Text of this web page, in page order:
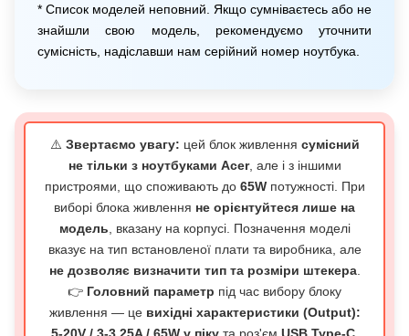
* Список моделей неповний. Якщо сумніваєтесь або не
знайшли свою модель, рекомендуємо уточнити
сумісність, надіславши нам серійний номер ноутбука.
⚠️ Звертаємо увагу: цей блок живлення сумісний
не тільки з ноутбуками Acer, але і з іншими
пристроями, що споживають до 65Wпотужності. При
виборі блока живлення не орієнтуйтеся лише на
модель , вказану на корпусі. Позначення моделі
вказує на тип встановленої плати та виробника, але
не дозволяє визначити тип та розміри штекера.
👉 Головний параметр під час вибору блоку
живлення — це вихідні характеристики (Output):
5-20V / 3-3.25A / 65W у пікута роз'єм USB Type-C.